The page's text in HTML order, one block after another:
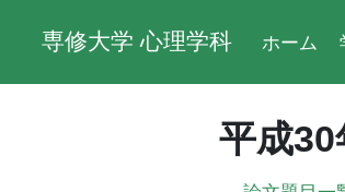
専修大学 心理学科 ホーム
平成30